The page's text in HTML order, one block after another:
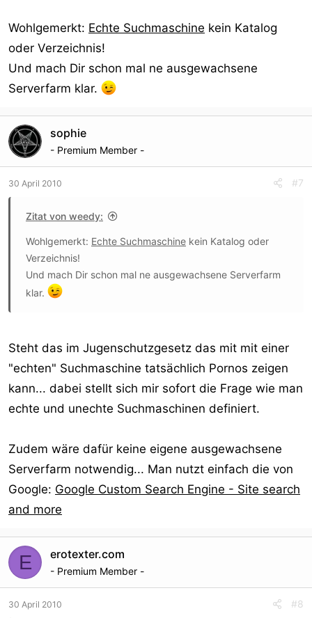
Wohlgemerkt: Echte Suchmaschine kein Katalog
oder Verzeichnis!
Und mach Dir schon mal ne ausgewachsene
Serverfarm klar.
sophie
- Premium Member -
30 April 2010 #7
Zitat von weedy:
Wohlgemerkt: Echte Suchmaschine kein Katalog oder
Verzeichnis!
Und mach Dir schon mal ne ausgewachsene Serverfarm
klar.
Steht das im Jugenschutzgesetz das mit mit einer
"echten" Suchmaschine tatsächlich Pornos zeigen
kann... dabei stellt sich mir sofort die Frage wie man
echte und unechte Suchmaschinen definiert.
Zudem wäre dafür keine eigene ausgewachsene
Serverfarm notwendig... Man nutzt einfach die von
Google: Google Custom Search Engine - Site search
and more
E erotexter.com
- Premium Member -
30 April 2010 #8